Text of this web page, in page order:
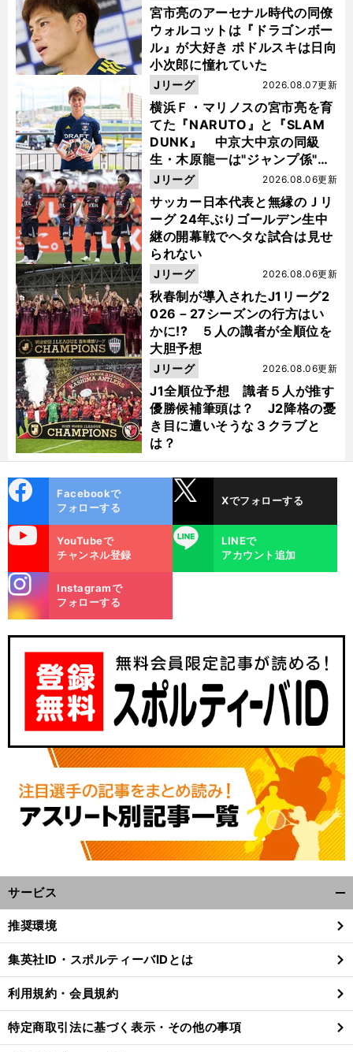
宮市亮のアーセナル時代の同僚
ウォルコットは『ドラゴンボー
ル』が大好き ポドルスキは日向
小次郎に憧れていた
横浜Ｆ・マリノスの宮市亮を育
てた『NARUTO』と『SLAM
DUNK』 中京大中京の同級
生・木原龍一は"ジャンプ係"だ
った
2026.08.07更新
Jリーグ
サッカー日本代表と無縁のＪリ
ーグ 24年ぶりゴールデン生中
継の開幕戦でヘタな試合は見せ
られない
2026.08.06更新
Jリーグ
秋春制が導入されたJ1リーグ2
026－27シーズンの行方はい
かに!? ５人の識者が全順位を
大胆予想
2026.08.06更新
Jリーグ
J1全順位予想 識者５人が推す
優勝候補筆頭は？ J2降格の憂
き目に遭いそうな３クラブと
は？
2026.08.06更新
Jリーグ
ok
Facebookで
フォローする
Xでフォローする
YouTubeで
チャンネル登録
LINE
LINEで
アカウント追加
m
Instagramで
フォローする
サービス
閉
る
推奨環境
集英社ID・スポルティーバIDとは
利用規約・会員規約
特定商取引法に基づく表示・その他の事項